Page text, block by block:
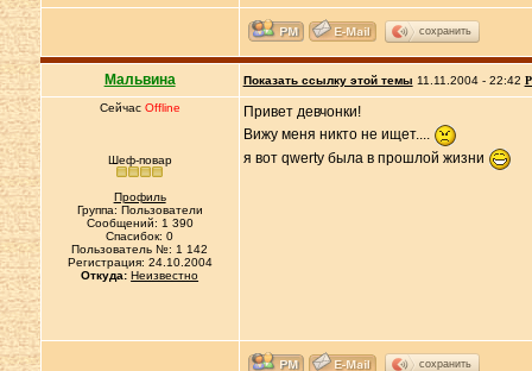
сохранить
Мальвина Показать ссылку этой темы 11.11.2004 - 22:42
Сейчас Offline
Шеф-повар
Профиль
Группа: Пользователи
Сообщений: 1 390
Спасибок: 0
Пользователь №: 1 142
Регистрация: 24.10.2004
Откуда: Неизвестно
Привет девчонки!
Вижу меня никто не ищет....
я вот qwerty была в прошлой жизни
сохранить